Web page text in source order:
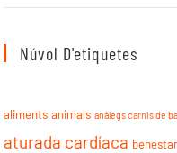
Núvol D'etiquetes
aliments animals anàlegs carnis de
aturada cardíaca